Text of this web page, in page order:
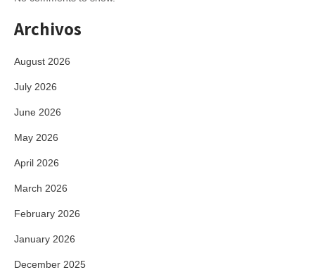
Archivos
August 2026
July 2026
June 2026
May 2026
April 2026
March 2026
February 2026
January 2026
December 2025